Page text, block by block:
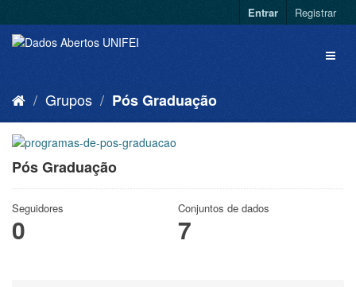
Entrar Registrar
Grupos Pós Graduação
Pós Graduação
Seguidores
0
Conjuntos de dados
7